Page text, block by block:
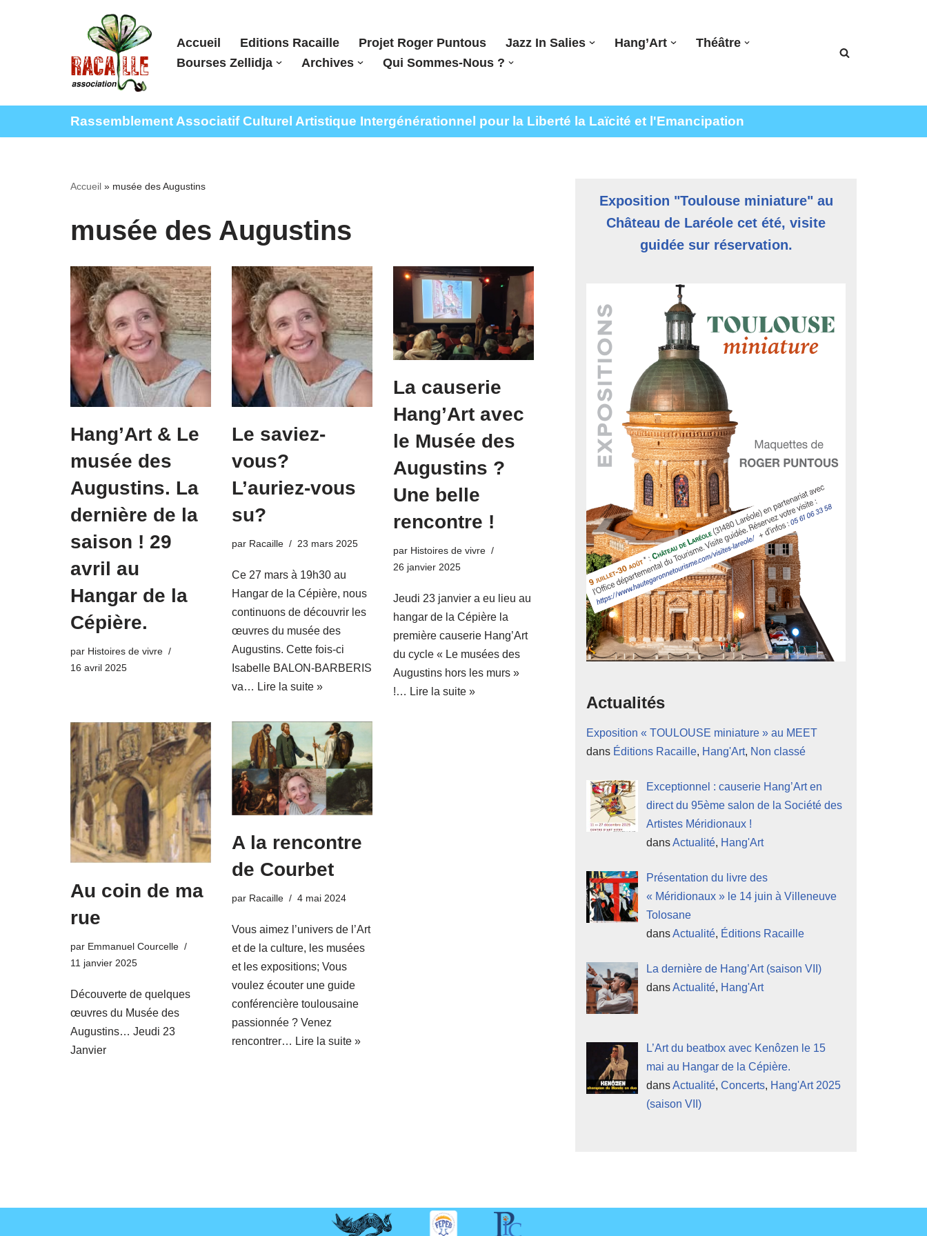
Accueil Editions Racaille Projet Roger Puntous Jazz In Salies Hang’Art
Théâtre
Bourses Zellidja
Archives Qui Sommes-Nous ?
Rassemblement Associatif Culturel Artistique Intergénérationnel pour la Liberté la Laïcité et l'Emancipation
Accueil » musée des Augustins
musée des Augustins
Hang’Art & Le
musée des
Augustins. La
dernière de la
saison ! 29
avril au
Hangar de la
Cépière.
par Histoires de vivre
16 avril 2025
Le saviez-
vous?
L’auriez-vous
su?
par Racaille 23 mars 2025
Ce 27 mars à 19h30 au
Hangar de la Cépière, nous
continuons de découvrir les
œuvres du musée des
Augustins. Cette fois-ci
Isabelle BALON-BARBERIS
va… Lire la suite »
La causerie
Hang’Art avec
le Musée des
Augustins ?
Une belle
rencontre !
par Histoires de vivre
26 janvier 2025
Jeudi 23 janvier a eu lieu au
hangar de la Cépière la
première causerie Hang’Art
du cycle « Le musées des
Augustins hors les murs »
!… Lire la suite »
Au coin de ma
rue
par Emmanuel Courcelle
11 janvier 2025
Découverte de quelques
œuvres du Musée des
Augustins… Jeudi 23
Janvier
A la rencontre
de Courbet
par Racaille 4 mai 2024
Vous aimez l’univers de l’Art
et de la culture, les musées
et les expositions; Vous
voulez écouter une guide
conférencière toulousaine
passionnée ? Venez
rencontrer… Lire la suite »
Exposition "Toulouse miniature" au
Château de Laréole cet été, visite
guidée sur réservation.
Actualités
Exposition « TOULOUSE miniature » au MEET
dans Éditions Racaille, Hang'Art, Non classé
Exceptionnel : causerie Hang’Art en
direct du 95ème salon de la Société des
Artistes Méridionaux !
dansActualité, Hang'Art
Présentation du livre des
« Méridionaux » le 14 juin à Villeneuve
Tolosane
dansActualité, Éditions Racaille
La dernière de Hang’Art (saison VII)
dansActualité, Hang'Art
L’Art du beatbox avec Kenôzen le 15
mai au Hangar de la Cépière.
dansActualité, Concerts, Hang'Art 2025
(saison VII)